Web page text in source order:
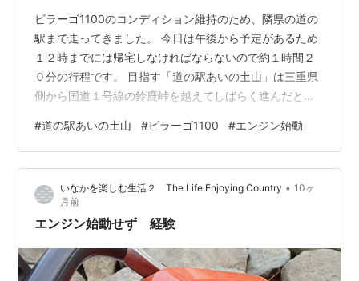
ビラーゴ1100のコンディション維持のため、隣県の道の
駅まで走ってきました。 今日は午後から予定があるため
１２時までには帰宅しなければならないので約１時間２
０分の行程です。 目指す「道の駅あいの土山」は三重県
側から国道１号線の鈴鹿峠を越えてしばらく進んだとこ
たけど、完成してからは初めての訪問となりました。 木
材をふんだんに使った和モダンな雰囲気の建物です。 エ
ントランス前には甲賀忍者に扮した信楽焼きのタヌキが
お迎えしてくれます。 内部にはお物販コーナー、おこわ
をメインにしたレストラン、抹茶アイスなどのスイー
ツ、豆大福のお店などが出店していまし…
#道の駅あいの土山 #ビラーゴ1100 #エンジン始動
いなかを楽しむ生活２ The Life Enjoying Country • 10ヶ
月前
エンジン始動せず 経験